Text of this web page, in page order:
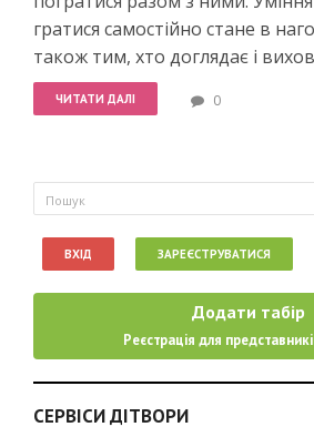
гратися самостійно стане в
також тим, хто доглядає і
ЧИТАТИ ДАЛІ 0
Пошукова
Пошук
ВХІД ЗАРЕЄСТРУВАТИСЯ
Додати табір
Реєстрація для
СЕРВІСИ ДІТВОРИ